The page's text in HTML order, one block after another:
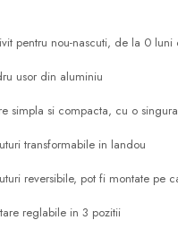
pentru nou-nascuti, de la 0
usor din aluminiu
simpla si compacta, cu o
transformabile in landou
reversibile, pot fi montate pe
reglabile in 3 pozitii